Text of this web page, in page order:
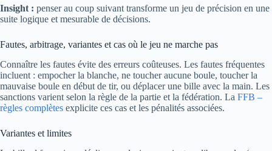
Insight : penser au coup suivant transforme un jeu de précision en une
suite logique et mesurable de décisions.
Fautes, arbitrage, variantes et cas où le jeu ne marche pas
Connaître les fautes évite des erreurs coûteuses. Les fautes fréquentes
incluent : empocher la blanche, ne toucher aucune boule, toucher la
mauvaise boule en début de tir, ou déplacer une bille avec la main. Les
sanctions varient selon la règle de la partie et la fédération. La FFB –
règles complètes explicite ces cas et les pénalités associées.
Variantes et limites